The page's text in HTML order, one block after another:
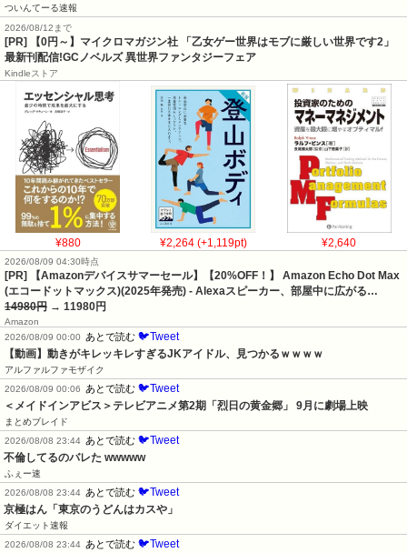
ついんてーる速報
2026/08/12まで
[PR] 【0円～】マイクロマガジン社 「乙女ゲー世界はモブに厳しい世界です2」
最新刊配信!GCノベルズ 異世界ファンタジーフェア
Kindleストア
¥880 ¥2,264 (+1,119pt) ¥2,640
2026/08/09 04:30時点
[PR] 【Amazonデバイスサマーセール】【20%OFF！】 Amazon Echo Dot Max
(エコードットマックス)(2025年発売) - Alexaスピーカー、部屋中に広がる…
14980円 → 11980円
Amazon
2026/08/09 00:00
あとで読む 🐦Tweet
【動画】動きがキレッキレすぎるJKアイドル、見つかるｗｗｗｗ
アルファルファモザイク
2026/08/09 00:06
あとで読む 🐦Tweet
＜メイドインアビス＞テレビアニメ第2期「烈日の黄金郷」 9月に劇場上映
まとめブレイド
2026/08/08 23:44 あとで読む 🐦Tweet
不倫してるのバレた wwwww
ふぇー速
2026/08/08 23:44 あとで読む 🐦Tweet
京極はん「東京のうどんはカスや」
ダイエット速報
2026/08/08 23:44 あとで読む 🐦Tweet